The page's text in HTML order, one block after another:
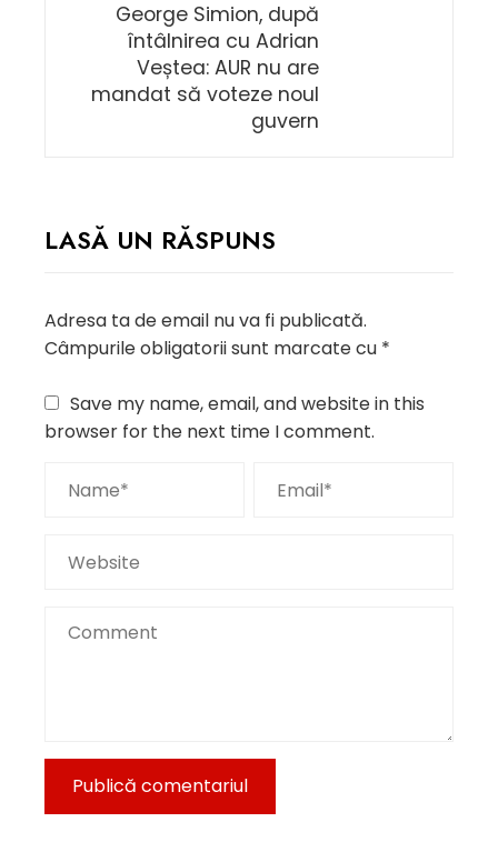
George Simion, după
întâlnirea cu Adrian
Veștea: AUR nu are
mandat să voteze noul
guvern
LASĂ UN RĂSPUNS
Adresa ta de email nu va fi publicată.
Câmpurile obligatorii sunt marcate cu *
Save my name, email, and website in this
browser for the next time I comment.